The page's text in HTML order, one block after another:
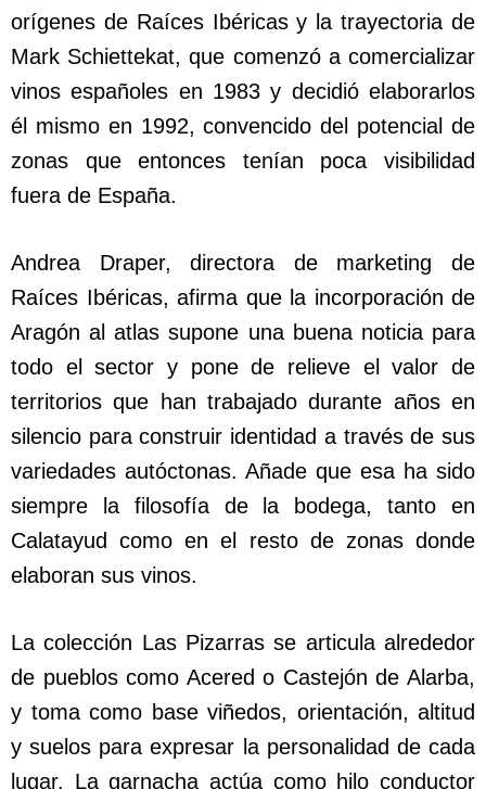
orígenes de Raíces Ibéricas y la trayectoria de
Mark Schiettekat, que comenzó a comercializar
vinos españoles en 1983 y decidió elaborarlos
él mismo en 1992, convencido del potencial de
zonas que entonces tenían poca visibilidad
fuera de España.
Andrea Draper, directora de marketing de
Raíces Ibéricas, afirma que la incorporación de
Aragón al atlas supone una buena noticia para
todo el sector y pone de relieve el valor de
territorios que han trabajado durante años en
silencio para construir identidad a través de sus
variedades autóctonas. Añade que esa ha sido
siempre la filosofía de la bodega, tanto en
Calatayud como en el resto de zonas donde
elaboran sus vinos.
La colección Las Pizarras se articula alrededor
de pueblos como Acered o Castejón de Alarba,
y toma como base viñedos, orientación, altitud
y suelos para expresar la personalidad de cada
lugar. La garnacha actúa como hilo conductor